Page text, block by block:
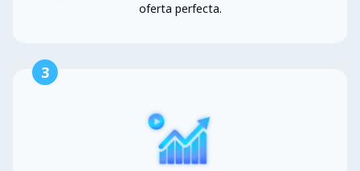
oferta perfecta.
3